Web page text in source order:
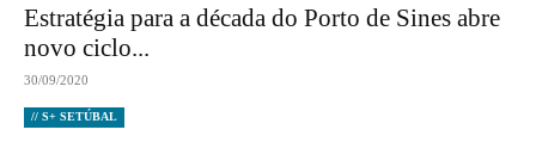
Estratégia para a década do Porto de Sines abre
novo ciclo...
30/09/2020
// S+ SETÚBAL